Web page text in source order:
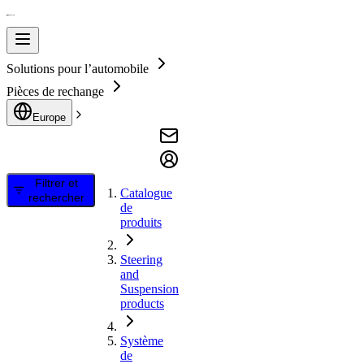
Solutions pour l’automobile
Pièces de rechange
Europe
Filtrer et
rechercher
Catalogue
de
produits
Steering
and
Suspension
products
Système
de